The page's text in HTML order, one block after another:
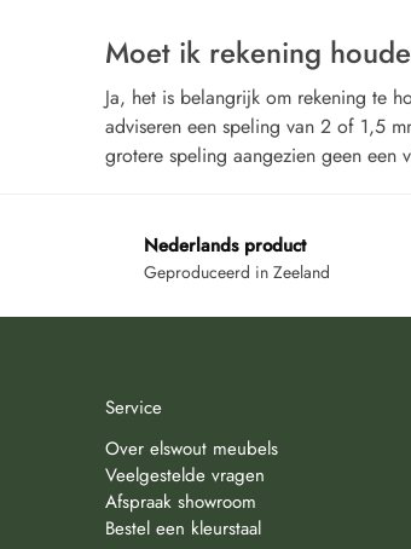
Moet ik rekening
Ja, het is belangrijk om rekening te
adviseren een speling van 2 of 1,5
grotere speling aangezien geen
Nederlands product
Geproduceerd in Zeeland
Service
Over elswout meubels
Veelgestelde vragen
Afspraak showroom
Bestel een kleurstaal